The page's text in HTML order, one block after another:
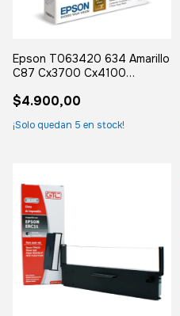
Epson T063420 634 Amarillo
C87 Cx3700 Cx4100
$4.900,00
¡Solo quedan 5 en stock!